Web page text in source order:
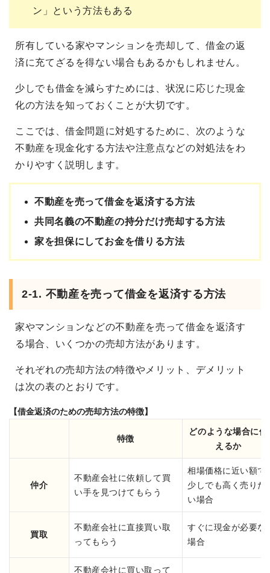
ン」という方法もある
所有している家やマンションを売却して、借金の返
済に充てざるを得ない場合もあるかもしれません。
少しでも借金を減らすためには、状況に応じた現金
化の方法を知っておくことが大切です。
ここでは、借金問題に対処するために、次のような
不動産を現金化する方法や注意点などの対処法をわ
かりやすく説明します。
不動産を売って借金を返済する方法
共同名義の不動産の持分だけ売却する方法
家を担保にしてお金を借りる方法
2-1. 不動産を売って借金を返済する方法
家やマンションなどの不動産を売って借金を返済す
る場合、いくつかの売却方法があります。
それぞれの売却方法の特徴やメリット、デメリット
は次の表のとおりです。
【借金返済のための売却方法の特徴】
特徴
どのような場合に使
えるか
仲介
不動産会社に依頼して買
い手を見つけてもらう
相場価格に近い額で
少しでも高く売りた
い場合
買取
不動産会社に直接買い取
ってもらう
すぐに現金が必要な
場合
不動産会社に買い取って